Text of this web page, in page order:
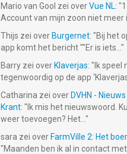
Mario van Gool zei overVue NL: "
Account van mijn zoon niet meer
Thijs zei over Burgernet: "Bij het
app komt het bericht ""Er is iets... "
Barry zei over Klaverjas: " Ik speel
tegenwoordig op de app
Catharina zei over DVHN -
Krant: " Ik mis het nieuwswoord.
weer toevoegen? Het... "
sara zei over FarmVille 2: Het
"Maanden ben ik al in contact